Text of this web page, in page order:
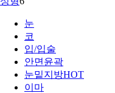
눈
코
입/입술
안면윤곽
눈밑지방HOT
이마